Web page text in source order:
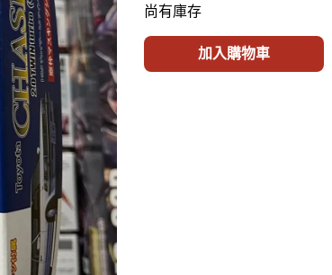
尚有庫存
加入購物車